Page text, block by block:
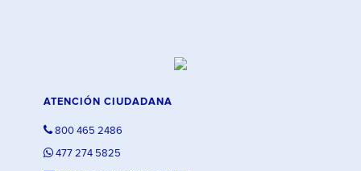
ATENCIÓN CIUDADANA
800 465 2486
477 274 5825